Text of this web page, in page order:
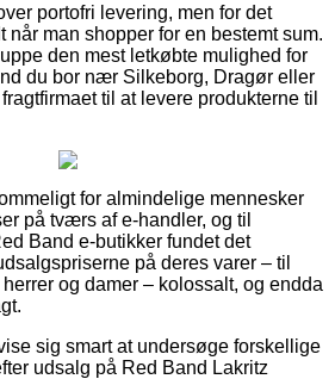
portofri levering, men for det
når man shopper for en bestemt sum.
den mest letkøbte mulighed for
du bor nær Silkeborg, Dragør eller
til at levere produkterne til
for almindelige mennesker
på tværs af e-handler, og til
Band e-butikker fundet det
på deres varer – til
og damer – kolossalt, og endda
sig smart at undersøge forskellige
udsalg på Red Band Lakritz